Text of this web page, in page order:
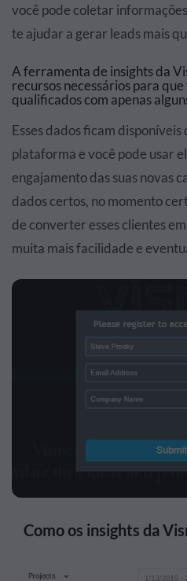
você pode coletar
te ajudar a gerar leads mais
A ferramenta de insights da
recursos necessários para
qualificados com apenas
Esses dados ficam disponíveis
plataforma e você pode usar
engajamento das suas novas
dados certos, no momento
de converter esses clientes
muita mais facilidade e
Como os insights da